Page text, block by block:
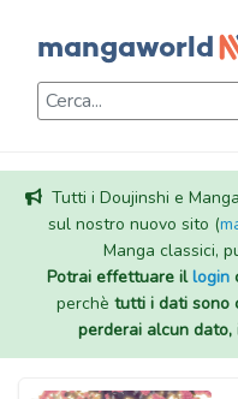
Tutti i Doujinshi e
sul nostro nuovo sito (
Manga classici,
Potrai effettuare illogin
perchè tutti i dati sono
perderai alcun dato,